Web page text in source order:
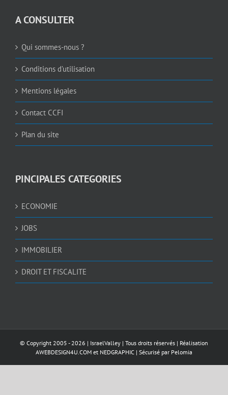
A CONSULTER
Qui sommes-nous ?
Conditions d’utilisation
Mentions légales
Contact CCFI
Plan du site
PINCIPALES CATEGORIES
ECONOMIE
JOBS
IMMOBILIER
DROIT ET FISCALITE
© Copyright 2005 -2026 | IsraelValley | Tous droits réservés | Réalisation
AWEBDESIGN4U.COM et NEDGRAPHIC | Sécurisé par Pelomia